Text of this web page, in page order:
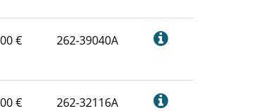
€ 262-39040A
€ 262-32116A